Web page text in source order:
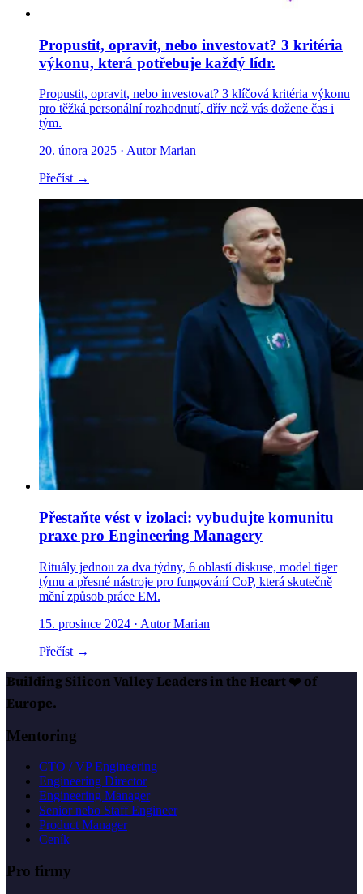
Propustit, opravit, nebo investovat? 3 kritéria
výkonu, která potřebuje každý lídr.
Propustit, opravit, nebo investovat? 3 klíčová kritéria výkonu
pro těžká personální rozhodnutí, dřív než vás dožene čas i
tým.
20. února 2025 · Autor Marian
Přečíst →
Přestaňte vést v izolaci: vybudujte komunitu
praxe pro Engineering Managery
Rituály jednou za dva týdny, 6 oblastí diskuse, model tiger
týmu a přesné nástroje pro fungování CoP, která skutečně
mění způsob práce EM.
15. prosince 2024 · Autor Marian
Přečíst →
Building Silicon Valley Leaders in the Heart❤️ of
Europe.
Mentoring
CTO / VP Engineering
Engineering Director
Engineering Manager
Senior nebo Staff Engineer
Product Manager
Ceník
Pro firmy